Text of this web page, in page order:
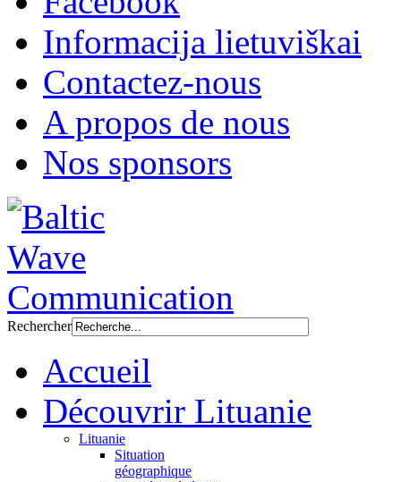
Informacija lietuviškai
Contactez-nous
A propos de nous
Nos sponsors
Rechercher
Accueil
Découvrir Lituanie
Lituanie
Situation
géographique